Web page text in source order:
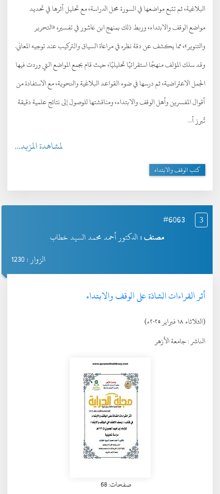
البلاغية، ثم تتبع مواضعها في السورة محل الدراسة، مع تحليل أثرها في تحديد
مواضع الوقف والابتداء، وربط ذلك بمنهج ابن عاشور في تفسيره «التحرير
والتنوير»، مما يكشف عن دقة نظره في مراعاة السياق والتركيب عند توجيه المعاني.
وقد سلك المؤلف منهجًا استقرائيًا تحليليًا، حيث قام بجمع المواضع التي وردت فيها
الجمل الاعتراضية، ثم درسها في ضوء القواعد البلاغية والنحوية، مع الاستفادة من
أقوال المفسرين وأهل الوقف والابتداء، ومناقشتها للوصول إلى نتائج علمية دقيقة
تُبرز أ...
لمشاهدة المزيد...
كتب الوقف والابتداء
3
#6063
مصنف : الدكتور أحمد محمد السيد خطاب
الزوار : 1230
أثر القراءات الشاذة على الوقف والابتداء
(الثلاثاء ١٨ فبراير ٢٠٢٥ء)
الناشر :جامعة الأزهر
صفحات: 68